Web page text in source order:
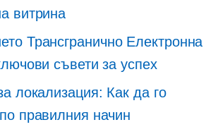
витрина
ТрансграничноЕлектронна
съвети за успех
локализация: Как да го
правилния начин